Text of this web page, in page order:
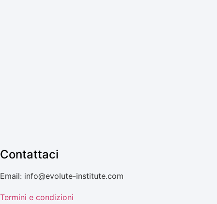
Contattaci
Email: info@evolute-institute.com
Termini e condizioni